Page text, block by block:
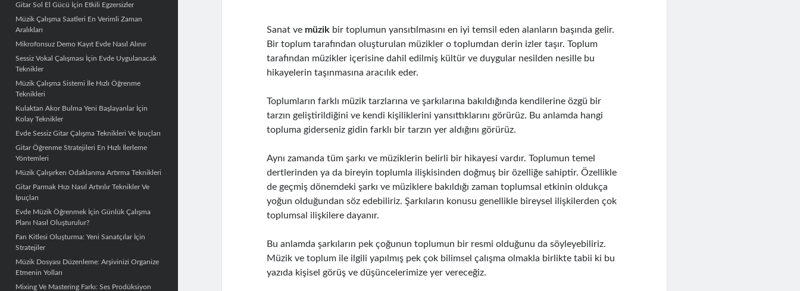
Gitar Sol El Gücü İçin Etkili Egzersizler
Müzik Çalışma Saatleri En Verimli Zaman
Aralıkları
Mikrofonsuz Demo Kayıt Evde Nasıl Alınır
Sessiz Vokal Çalışması İçin Evde Uygulanacak
Teknikler
Müzik Çalışma Sistemi İle Hızlı Öğrenme
Teknikleri
Kulaktan Akor Bulma Yeni Başlayanlar İçin
Kolay Teknikler
Evde Sessiz Gitar Çalışma Teknikleri Ve İpuçları
Gitar Öğrenme Stratejileri En Hızlı İlerleme
Yöntemleri
Müzik Çalışırken Odaklanma Artırma Teknikleri
Gitar Parmak Hızı Nasıl Artırılır Teknikler Ve
İpuçları
Evde Müzik Öğrenmek İçin Günlük Çalışma
Planı Nasıl Oluşturulur?
Fan Kitlesi Oluşturma: Yeni Sanatçılar İçin
Stratejiler
Müzik Dosyası Düzenleme: Arşivinizi Organize
Etmenin Yolları
Mixing Ve Mastering Farkı: Ses Prodüksiyon
Sanat ve müzik bir toplumun yansıtılmasını en iyi temsil eden alanların başında gelir.
Bir toplum tarafından oluşturulan müzikler o toplumdan derin izler taşır. Toplum
tarafından müzikler içerisine dahil edilmiş kültür ve duygular nesilden nesille bu
hikayelerin taşınmasına aracılık eder.
Toplumların farklı müzik tarzlarına ve şarkılarına bakıldığında kendilerine özgü bir
tarzın geliştirildiğini ve kendi kişiliklerini yansıttıklarını görürüz. Bu anlamda hangi
topluma giderseniz gidin farklı bir tarzın yer aldığını görürüz.
Aynı zamanda tüm şarkı ve müziklerin belirli bir hikayesi vardır. Toplumun temel
dertlerinden ya da bireyin toplumla ilişkisinden doğmuş bir özelliğe sahiptir. Özellikle
de geçmiş dönemdeki şarkı ve müziklere bakıldığı zaman toplumsal etkinin oldukça
yoğun olduğundan söz edebiliriz.Şarkıların konusu genellikle bireysel ilişkilerden çok
toplumsal ilişkilere dayanır.
Bu anlamda şarkıların pek çoğunun toplumun bir resmi olduğunu da söyleyebiliriz.
Müzik ve toplum ile ilgili yapılmış pek çok bilimsel çalışma olmakla birlikte tabii ki bu
yazıda kişisel görüş ve düşüncelerimize yer vereceğiz.